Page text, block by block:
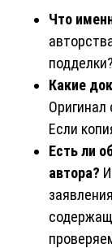
Что
Какие
Оригинал
Если
Есть ли
автора?